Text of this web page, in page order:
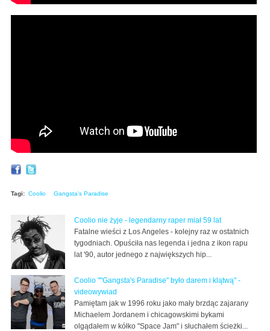
Tagi: Coolio Gangsta's Paradise
Coolio nie żyje - legendarny raper miał 59 lat
Fatalne wieści z Los Angeles - kolejny raz w ostatnich
tygodniach. Opuściła nas legenda i jedna z ikon rapu
lat '90, autor jednego z największych hip...
Coolio ""Gangsta's Paradise" było darem i klątwą" -
videowywiad
Pamiętam jak w 1996 roku jako mały brzdąc zajarany
Michaelem Jordanem i chicagowskimi bykami
olgądałem w kółko "Space Jam" i słuchałem ścieżki...